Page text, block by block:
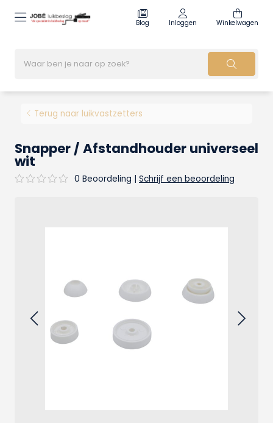
Blog Inloggen Winkelwagen
Terug naar luikvastzetters
Snapper / Afstandhouder universeel
wit
0 Beoordeling | Schrijf een beoordeling